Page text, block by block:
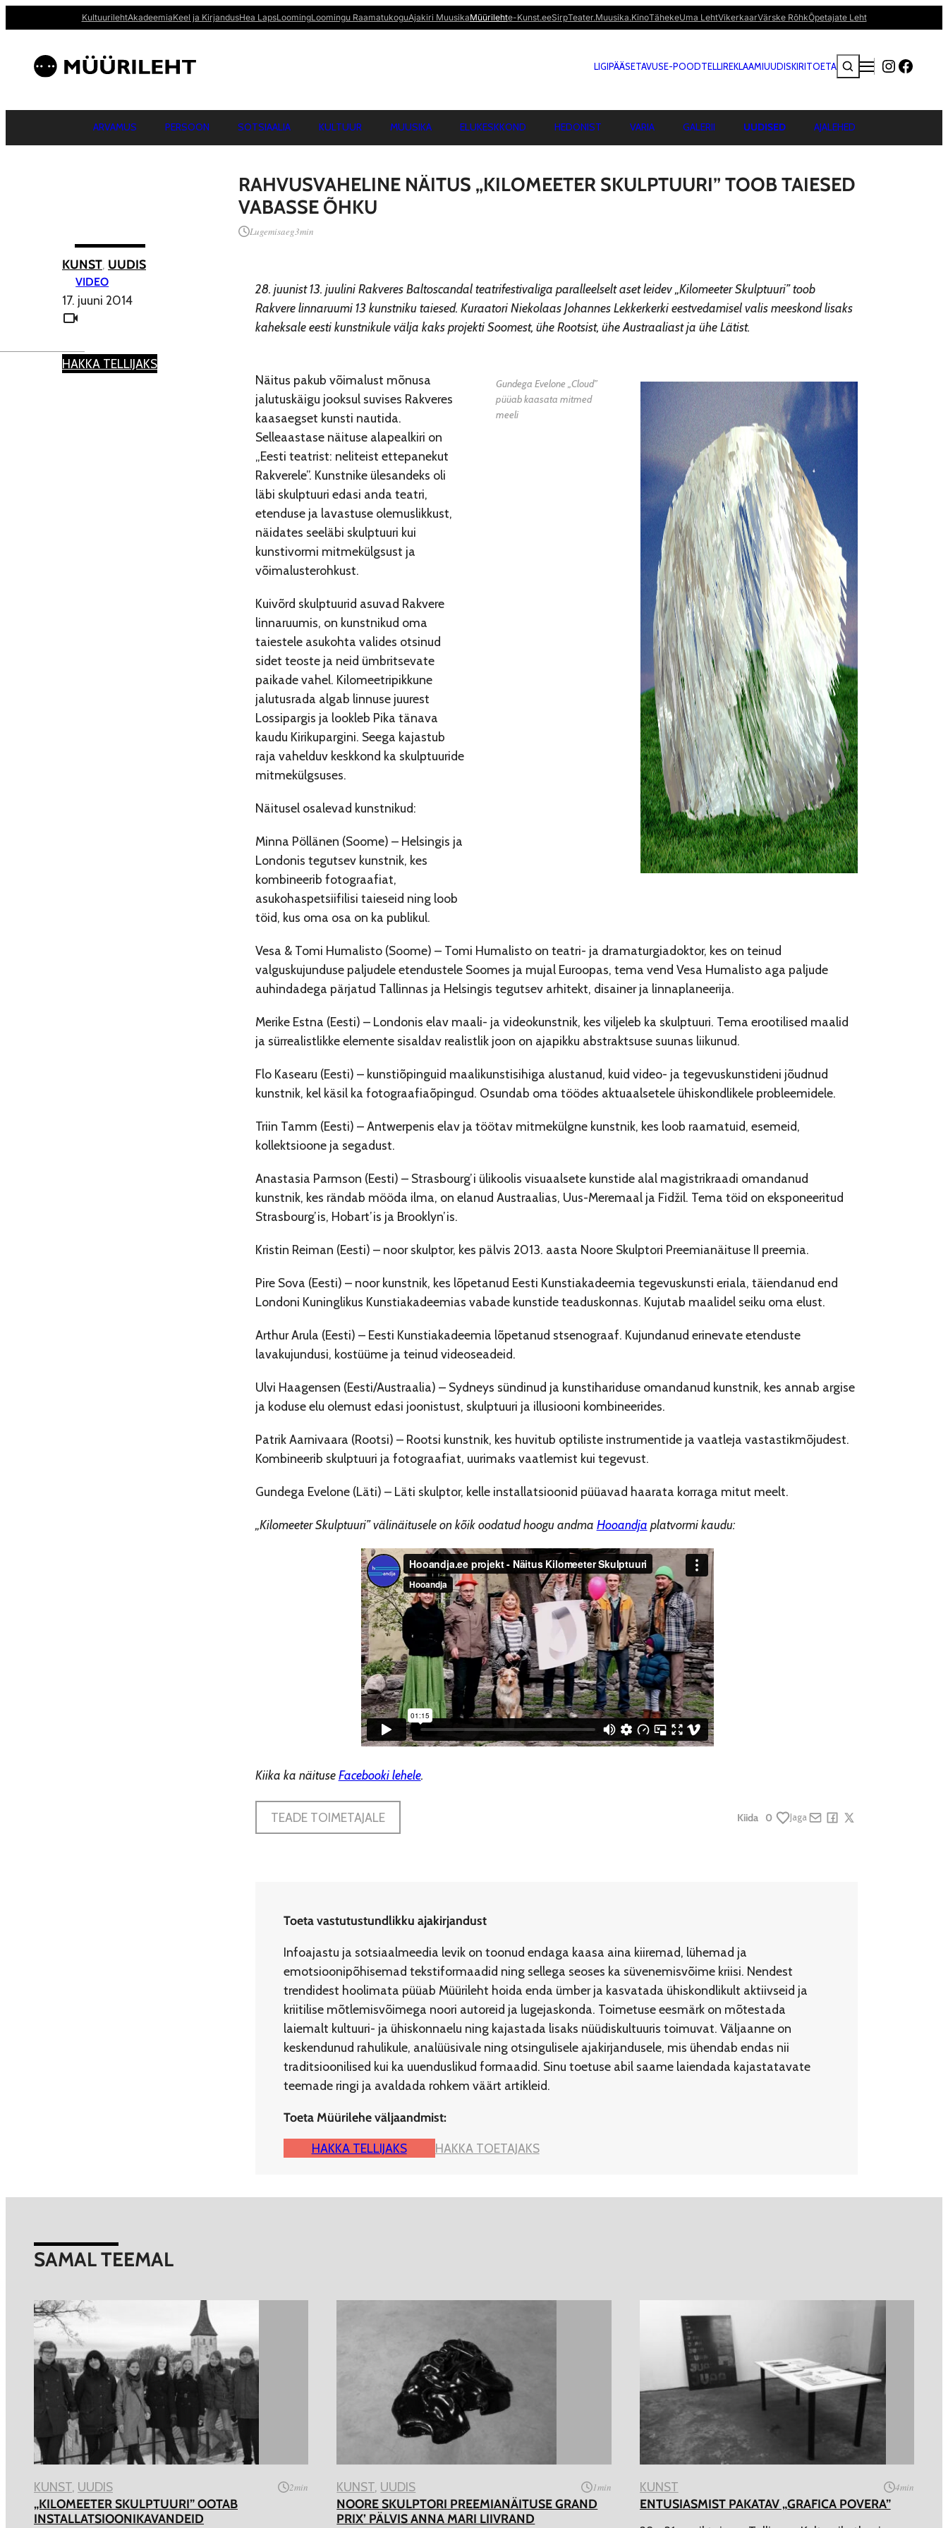
KultuurilehtAkadeemiaKeel ja KirjandusHea LapsLoomingLoomingu RaamatukoguAjakiri MuusikaMüürilehte-Kunst.eeSirpTeater.Muusika.KinoTähekeUma LehtVikerkaarVärske RõhkÕpetajate Leht
LIGIPÄÄSETAVUSE-POODTELLIREKLAAMIUUDISKIRITOETA
ARVAMUS PERSOON SOTSIAALIA KULTUUR MUUSIKA ELUKESKKOND HEDONIST VARIA GALERII UUDISED AJALEHED
RAHVUSVAHELINE NÄITUS „KILOMEETER SKULPTUURI” TOOB TAIESED
VABASSE ÕHKU
Lugemisaeg3min
KUNST, UUDIS
VIDEO
17. juuni 2014
HAKKA TELLIJAKS
28. juunist 13. juulini Rakveres Baltoscandal teatrifestivaliga paralleelselt aset leidev „Kilomeeter Skulptuuri” toob
Rakvere linnaruumi 13 kunstniku taiesed. Kuraatori Niekolaas Johannes Lekkerkerki eestvedamisel valis meeskond lisaks
kaheksale eesti kunstnikule välja kaks projekti Soomest, ühe Rootsist, ühe Austraaliast ja ühe Lätist.
Gundega Evelone „Cloud”
püüab kaasata mitmed
meeli
Näitus pakub võimalust mõnusa
jalutuskäigu jooksul suvises Rakveres
kaasaegset kunsti nautida.
Selleaastase näituse alapealkiri on
„Eesti teatrist: neliteist ettepanekut
Rakverele”. Kunstnike ülesandeks oli
läbi skulptuuri edasi anda teatri,
etenduse ja lavastuse olemuslikkust,
näidates seeläbi skulptuuri kui
kunstivormi mitmekülgsust ja
võimalusterohkust.
Kuivõrd skulptuurid asuvad Rakvere
linnaruumis, on kunstnikud oma
taiestele asukohta valides otsinud
sidet teoste ja neid ümbritsevate
paikade vahel. Kilomeetripikkune
jalutusrada algab linnuse juurest
Lossipargis ja lookleb Pika tänava
kaudu Kirikupargini. Seega kajastub
raja vahelduv keskkond ka skulptuuride
mitmekülgsuses.
Näitusel osalevad kunstnikud:
Minna Pöllänen (Soome) – Helsingis ja
Londonis tegutsev kunstnik, kes
kombineerib fotograafiat,
asukohaspetsiifilisi taieseid ning loob
töid, kus oma osa on ka publikul.
Vesa & Tomi Humalisto (Soome) – Tomi Humalisto on teatri- ja dramaturgiadoktor, kes on teinud
valguskujunduse paljudele etendustele Soomes ja mujal Euroopas, tema vend Vesa Humalisto aga paljude
auhindadega pärjatud Tallinnas ja Helsingis tegutsev arhitekt, disainer ja linnaplaneerija.
Merike Estna (Eesti) – Londonis elav maali- ja videokunstnik, kes viljeleb ka skulptuuri. Tema erootilised maalid
ja sürrealistlikke elemente sisaldav realistlik joon on ajapikku abstraktsuse suunas liikunud.
Flo Kasearu (Eesti) – kunstiõpinguid maalikunstisihiga alustanud, kuid video- ja tegevuskunstideni jõudnud
kunstnik, kel käsil ka fotograafiaõpingud. Osundab oma töödes aktuaalsetele ühiskondlikele probleemidele.
Triin Tamm (Eesti) – Antwerpenis elav ja töötav mitmekülgne kunstnik, kes loob raamatuid, esemeid,
kollektsioone ja segadust.
Anastasia Parmson (Eesti) – Strasbourg’i ülikoolis visuaalsete kunstide alal magistrikraadi omandanud
kunstnik, kes rändab mööda ilma, on elanud Austraalias, Uus-Meremaal ja Fidžil. Tema töid on eksponeeritud
Strasbourg’is, Hobart’is ja Brooklyn’is.
Kristin Reiman (Eesti) – noor skulptor, kes pälvis 2013. aasta Noore Skulptori Preemianäituse II preemia.
Pire Sova (Eesti) – noor kunstnik, kes lõpetanud Eesti Kunstiakadeemia tegevuskunsti eriala, täiendanud end
Londoni Kuninglikus Kunstiakadeemias vabade kunstide teaduskonnas. Kujutab maalidel seiku oma elust.
Arthur Arula (Eesti) – Eesti Kunstiakadeemia lõpetanud stsenograaf. Kujundanud erinevate etenduste
lavakujundusi, kostüüme ja teinud videoseadeid.
Ulvi Haagensen (Eesti/Austraalia) – Sydneys sündinud ja kunstihariduse omandanud kunstnik, kes annab argise
ja koduse elu olemust edasi joonistust, skulptuuri ja illusiooni kombineerides.
Patrik Aarnivaara (Rootsi) – Rootsi kunstnik, kes huvitub optiliste instrumentide ja vaatleja vastastikmõjudest.
Kombineerib skulptuuri ja fotograafiat, uurimaks vaatlemist kui tegevust.
Gundega Evelone (Läti) – Läti skulptor, kelle installatsioonid püüavad haarata korraga mitut meelt.
„Kilomeeter Skulptuuri” välinäitusele on kõik oodatud hoogu andma Hooandja platvormi kaudu:
Kiika ka näituseFacebooki lehele.
TEADE TOIMETAJALE Kiida 0 Jaga
Toeta vastutustundlikku ajakirjandust
Infoajastu ja sotsiaalmeedia levik on toonud endaga kaasa aina kiiremad, lühemad ja
emotsioonipõhisemad tekstiformaadid ning sellega seoses ka süvenemisvõime kriisi. Nendest
trendidest hoolimata püüab Müürileht hoida enda ümber ja kasvatada ühiskondlikult aktiivseid ja
kriitilise mõtlemisvõimega noori autoreid ja lugejaskonda. Toimetuse eesmärk on mõtestada
laiemalt kultuuri- ja ühiskonnaelu ning kajastada lisaks nüüdiskultuuris toimuvat. Väljaanne on
keskendunud rahulikule, analüüsivale ning otsingulisele ajakirjandusele, mis ühendab endas nii
traditsioonilised kui ka uuenduslikud formaadid. Sinu toetuse abil saame laiendada kajastatavate
teemade ringi ja avaldada rohkem väärt artikleid.
Toeta Müürilehe väljaandmist:
HAKKA TELLIJAKS HAKKA TOETAJAKS
SAMAL TEEMAL
KUNST, UUDIS 2min
„KILOMEETER SKULPTUURI” OOTAB
INSTALLATSIOONIKAVANDEID
KUNST, UUDIS 1min
NOORE SKULPTORI PREEMIANÄITUSE GRAND
PRIX’ PÄLVIS ANNA MARI LIIVRAND
KUNST 4min
ENTUSIASMIST PAKATAV „GRAFICA POVERA”